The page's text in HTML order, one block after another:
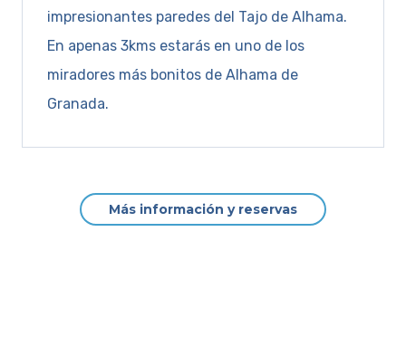
impresionantes paredes del Tajo de Alhama.
En apenas 3kms estarás en uno de los
miradores más bonitos de Alhama de
Granada.
Más información y reservas